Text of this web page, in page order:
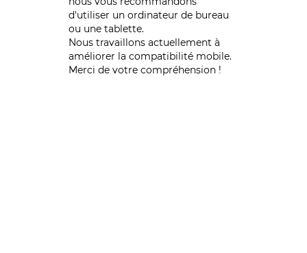
d'utiliser un ordinateur de bureau
ou une tablette.
Nous travaillons actuellement à
améliorer la compatibilité mobile.
Merci de votre compréhension !